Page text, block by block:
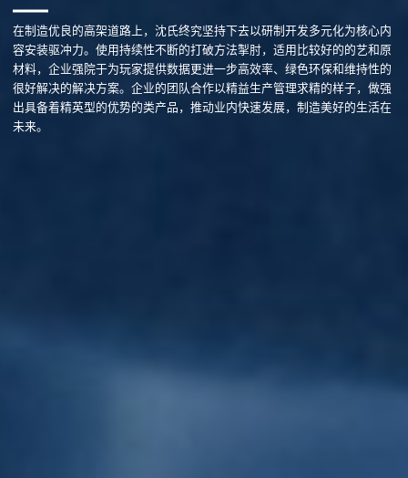
在制造优良的高架道路上，沈氏终究坚持下去以研制开发多元化为核心内
容安装驱冲力。使用持续性不断的打破方法掣肘，适用比较好的的艺和原
材料，企业强院于为玩家提供数据更进一步高效率、绿色环保和维持性的
很好解决的解决方案。企业的团队合作以精益生产管理求精的样子，做强
出具备着精英型的优势的类产品，推动业内快速发展，制造美好的生活在
未来。